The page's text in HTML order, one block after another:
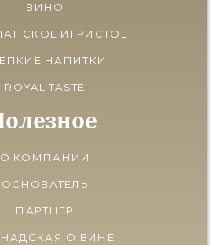
ВИНО
ИГРИСТОЕ
НАПИТКИ
ROYAL TASTE
О КОМПАНИИ
ОСНОВАТЕЛЬ
ПАРТНЕР
О ВИНЕ